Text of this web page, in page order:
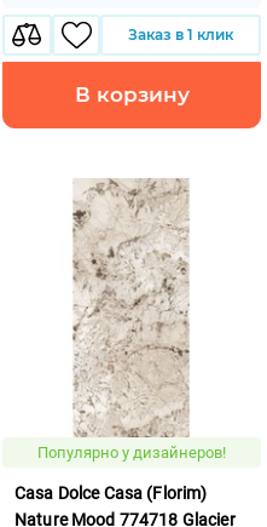
Заказ в 1 клик
В корзину
Популярно у дизайнеров!
Casa Dolce Casa (Florim)
Nature Mood 774718 Glacier